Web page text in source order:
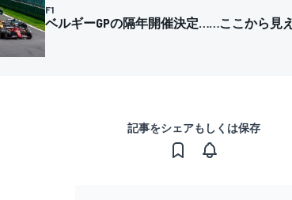
F1
ベルギーGPの隔年開催決定……ここから見
記事をシェアもしくは保存